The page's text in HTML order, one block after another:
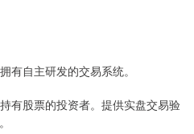
有自主研发的交易系统。
有股票的投资者。提供实盘交易验